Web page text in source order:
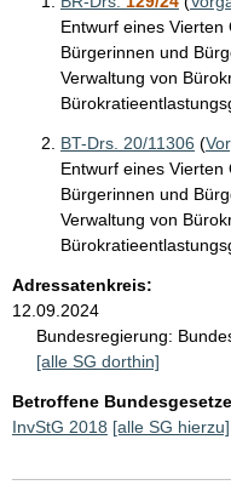
Entwurf eines
Bürgerinnen und
Verwaltung von
BT-Drs. 20/11306 (
Entwurf eines
Bürgerinnen und
Verwaltung von
Adressatenkreis:
12.09.2024
Bundesregierung:
[alle SG dorthin]
Betroffene
InvStG 2018 [alle SG hierzu]